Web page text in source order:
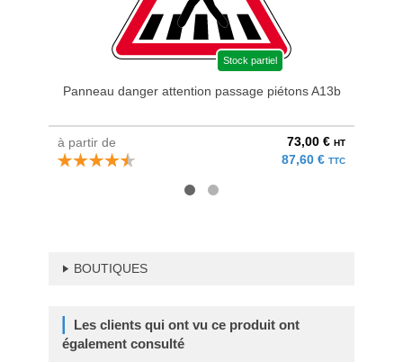
Stock partiel
Panneau danger attention passage piétons A13b
à partir de 73,00 € HT
87,60 € TTC
BOUTIQUES
Les clients qui ont vu ce produit ont
également consulté